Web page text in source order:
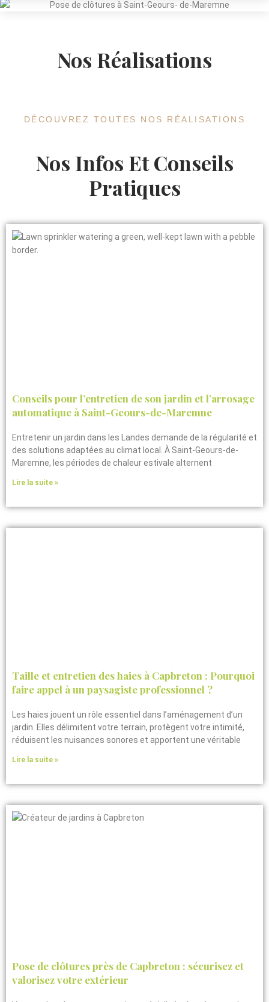
Nos Réalisations
DÉCOUVREZ TOUTES NOS RÉALISATIONS
Nos Infos Et Conseils
Pratiques
Conseils pour l’entretien de son jardin et l’arrosage
automatique à Saint-Geours-de-Maremne
Entretenir un jardin dans les Landes demande de la régularité et
des solutions adaptées au climat local. À Saint-Geours-de-
Maremne, les périodes de chaleur estivale alternent
Lire la suite »
Taille et entretien des haies à Capbreton : Pourquoi
faire appel à un paysagiste professionnel ?
Les haies jouent un rôle essentiel dans l’aménagement d’un
jardin. Elles délimitent votre terrain, protègent votre intimité,
réduisent les nuisances sonores et apportent une véritable
Lire la suite »
Pose de clôtures près de Capbreton : sécurisez et
valorisez votre extérieur